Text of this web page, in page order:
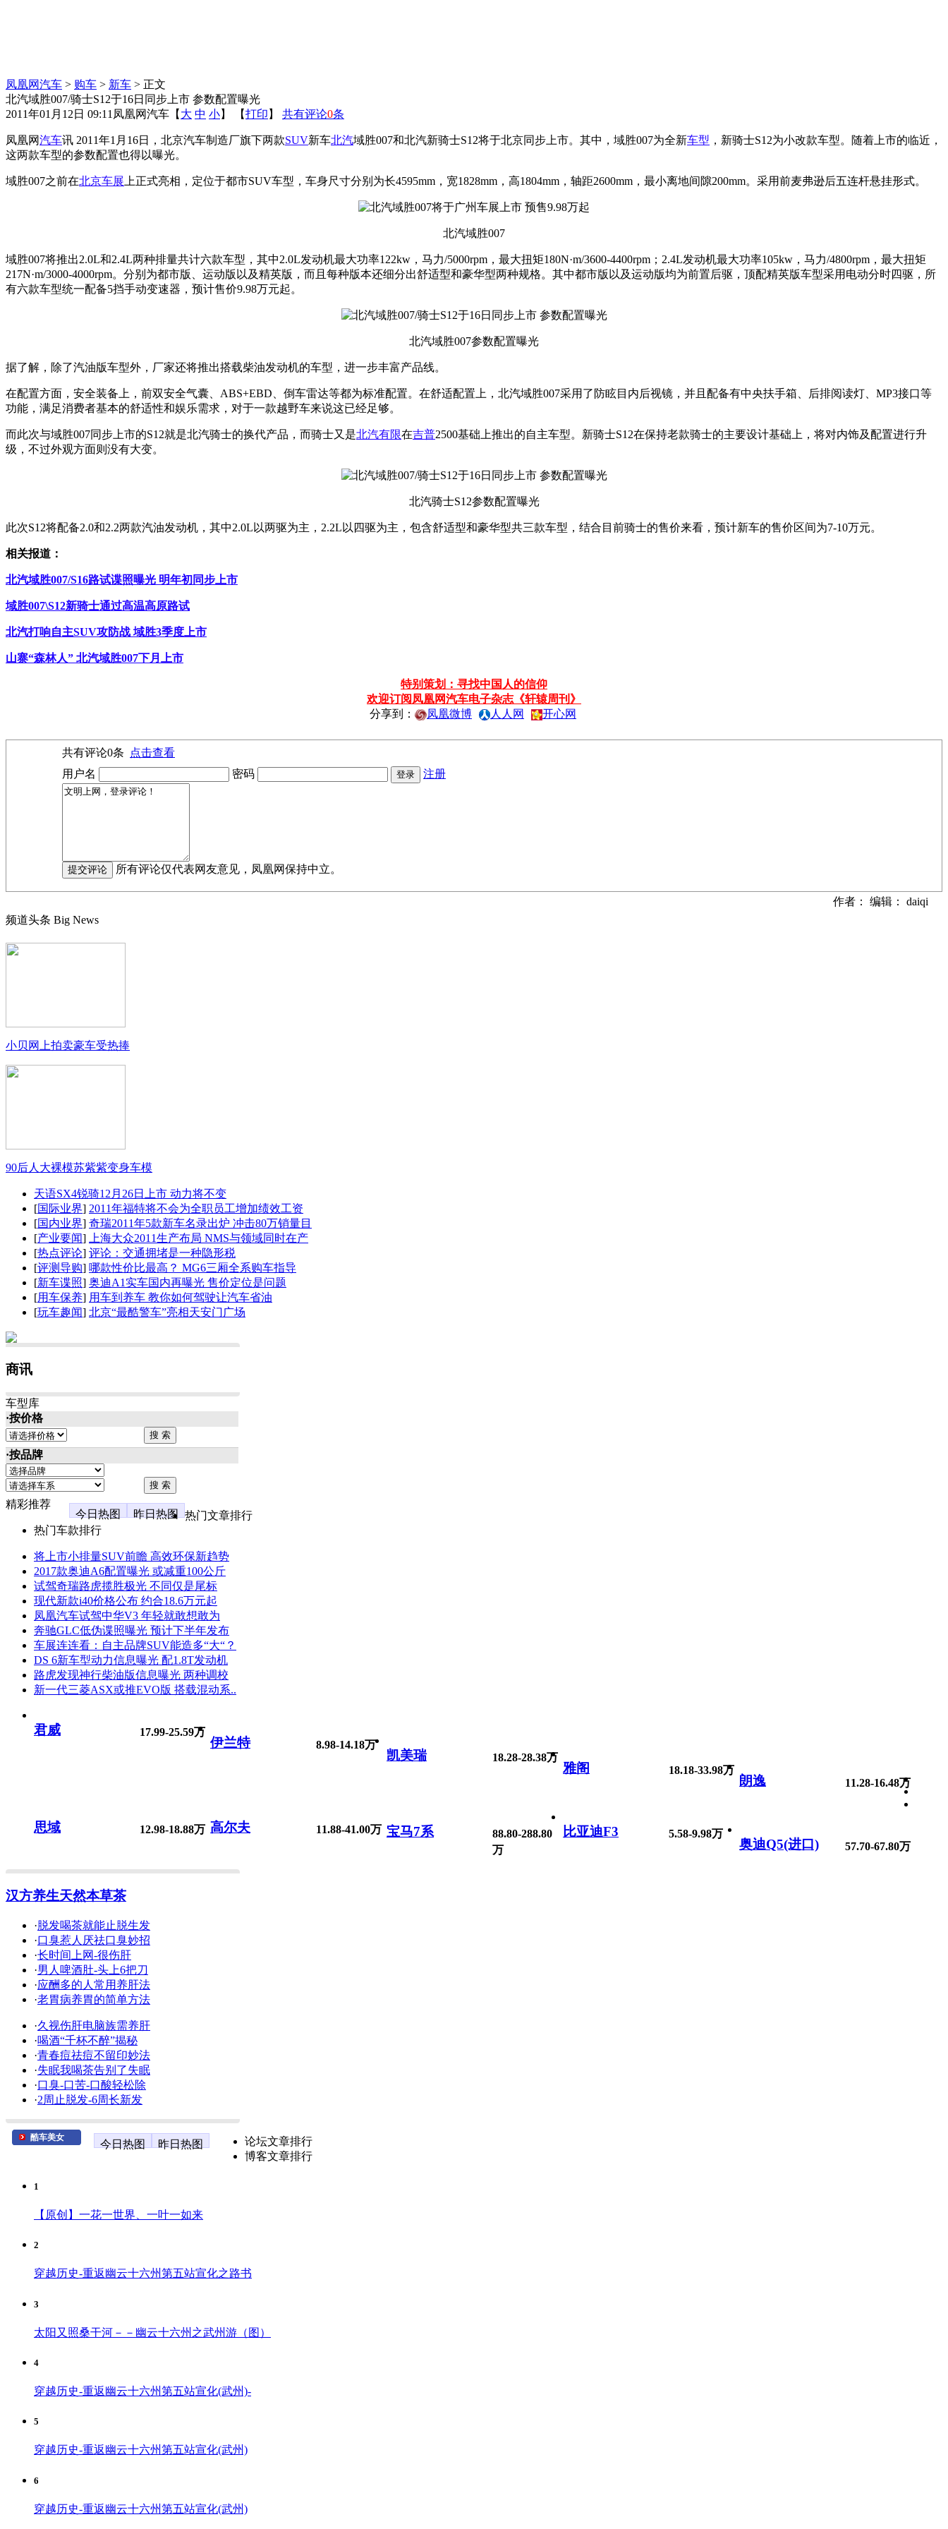
凤凰网汽车 > 购车 > 新车 > 正文
北汽域胜007/骑士S12于16日同步上市 参数配置曝光
2011年01月12日 09:11 凤凰网汽车 【 大 中 小】 【打印 】 共有评论0条
凤凰网汽车讯 2011年1月16日，北京汽车制造厂旗下两款SUV新车北汽域胜007和北汽新骑士S12将于北京同步上市。其中，域胜007为全新车型 ，新骑士S12为小改款车型。随着上市的临近，
这两款车型的参数配置也得以曝光。
域胜007之前在北京车展 上正式亮相，定位于都市SUV车型，车身尺寸分别为长4595mm，宽1828mm，高1804mm，轴距2600mm，最小离地间隙200mm。采用前麦弗逊后五连杆悬挂形式。
北汽域胜007
域胜007将推出2.0L和2.4L两种排量共计六款车型，其中2.0L发动机最大功率122kw，马力/5000rpm，最大扭矩180N·m/3600-4400rpm；2.4L发动机最大功率105kw，马力/4800rpm，最大扭矩
217N·m/3000-4000rpm。分别为都市版、运动版以及精英版，而且每种版本还细分出舒适型和豪华型两种规格。其中都市版以及运动版均为前置后驱，顶配精英版车型采用电动分时四驱，所
有六款车型统一配备5挡手动变速器，预计售价9.98万元起。
北汽域胜007参数配置曝光
据了解，除了汽油版车型外，厂家还将推出搭载柴油发动机的车型，进一步丰富产品线。
在配置方面，安全装备上，前双安全气囊、ABS+EBD、倒车雷达等都为标准配置。在舒适配置上，北汽域胜007采用了防眩目内后视镜，并且配备有中央扶手箱、后排阅读灯、MP3接口等
功能，满足消费者基本的舒适性和娱乐需求，对于一款越野车来说这已经足够。
而此次与域胜007同步上市的S12就是北汽骑士的换代产品，而骑士又是北汽有限在吉普2500基础上推出的自主车型。新骑士S12在保持老款骑士的主要设计基础上，将对内饰及配置进行升
级，不过外观方面则没有大变。
北汽骑士S12参数配置曝光
此次S12将配备2.0和2.2两款汽油发动机，其中2.0L以两驱为主，2.2L以四驱为主，包含舒适型和豪华型共三款车型，结合目前骑士的售价来看，预计新车的售价区间为7-10万元。
相关报道：
北汽域胜007/S16路试谍照曝光 明年初同步上市
域胜007\S12新骑士通过高温高原路试
北汽打响自主SUV攻防战 域胜3季度上市
山寨“森林人” 北汽域胜007下月上市
特别策划：寻找中国人的信仰
欢迎订阅凤凰网汽车电子杂志《轩辕周刊》
分享到：
凤凰微博 人人网 开心网
共有评论0条
点击查看
用户名
密码 注册
所有评论仅代表网友意见，凤凰网保持中立。
作者： 编辑： daiqi
频道头条 Big News
小贝网上拍卖豪车受热捧
90后人大裸模苏紫紫变身车模
天语SX4锐骑12月26日上市 动力将不变
[国际业界] 2011年福特将不会为全职员工增加绩效工资
[国内业界] 奇瑞2011年5款新车名录出炉 冲击80万销量目
[产业要闻]
上海大众2011生产布局 NMS与领域同时在产
[热点评论] 评论：交通拥堵是一种隐形税
[评测导购] 哪款性价比最高？ MG6三厢全系购车指导
[新车谍照] 奥迪A1实车国内再曝光 售价定位是问题
[用车保养] 用车到养车 教你如何驾驶让汽车省油
[玩车趣闻] 北京“最酷警车”亮相天安门广场
商讯
车型库
·按价格
·按品牌
精彩推荐
今日热图
昨日热图
热门文章排行
热门车款排行
将上市小排量SUV前瞻 高效环保新趋势
2017款奥迪A6配置曝光 或减重100公斤
试驾奇瑞路虎揽胜极光 不同仅是尾标
现代新款i40价格公布 约合18.6万元起
凤凰汽车试驾中华V3 年轻就敢想敢为
奔驰GLC低伪谍照曝光 预计下半年发布
车展连连看：自主品牌SUV能造多“大“？
DS 6新车型动力信息曝光 配1.8T发动机
路虎发现神行柴油版信息曝光 两种调校
新一代三菱ASX或推EVO版 搭载混动系..
君威 17.99-25.59万
伊兰特 8.98-14.18万
凯美瑞 18.28-28.38万
雅阁 18.18-33.98万
朗逸 11.28-16.48万
思域 12.98-18.88万 高尔夫 11.88-41.00万 宝马7系
88.80-288.80
万
比亚迪F3 5.58-9.98万
奥迪Q5(进口) 57.70-67.80万
汉方养生天然本草茶
·脱发喝茶就能止脱生发
·口臭惹人厌祛口臭妙招
·长时间上网-很伤肝
·男人啤酒肚-头上6把刀
·应酬多的人常用养肝法
·老胃病养胃的简单方法
·久视伤肝电脑族需养肝
·喝酒“千杯不醉”揭秘
·青春痘祛痘不留印妙法
·失眠我喝茶告别了失眠
·口臭-口苦-口酸轻松除
·2周止脱发-6周长新发
酷车美女
今日热图 昨日热图
论坛文章排行
博客文章排行
1
【原创】一花一世界、一叶一如来
2
穿越历史-重返幽云十六州第五站宣化之路书
3
太阳又照桑干河－－幽云十六州之武州游（图）
4
穿越历史-重返幽云十六州第五站宣化(武州)-
5
穿越历史-重返幽云十六州第五站宣化(武州)
6
穿越历史-重返幽云十六州第五站宣化(武州)